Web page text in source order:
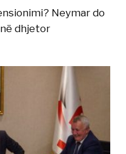
Neymar do
dhjetor